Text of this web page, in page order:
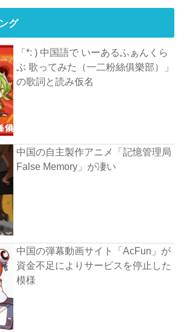
グ
「*: ) 中国語で いーあるふぁんくら
ぶ 歌ってみた（一二粉絲俱樂部）」
の歌詞と読み仮名
中国の自主製作アニメ「記憶管理局
False Memory」が凄い
中国の弾幕動画サイト「AcFun」が
資金不足によりサービスを停止した
模様